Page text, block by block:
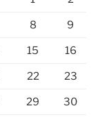
8 9
15 16
22 23
29 30